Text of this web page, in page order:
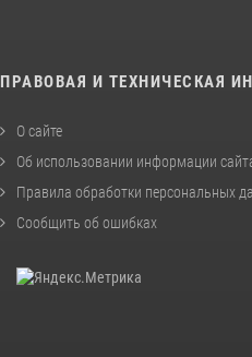
ПРАВОВАЯ И ТЕХНИЧЕСКАЯ
О сайте
Об использовании информации
Правила обработки персональных
Сообщить об ошибках